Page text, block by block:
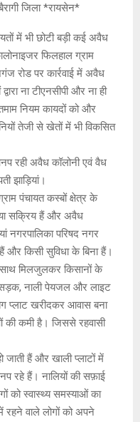
जिला *रायसेन*
में भी छोटी बड़ी कई अवैध
फिलहाल ग्राम
रोड पर कार्रवाई में अवैध
ना टीएनसीपी और ना ही
नियम कायदों को और
तेजी से खेतों में भी विकसित
रही अवैध कॉलोनी एवं वैध
झाड़ियां।
पंचायत कस्बों क्षेत्र के
सक्रिय हैं और अवैध
नगरपालिका परिषद नगर
और किसी सुविधा के बिना हैं।
साथ मिलजुलकर किसानों के
सड़क, नाली पेयजल और लाइट
प्लाट खरीदकर आवास बना
की कमी है। जिससे रहवासी
हैं और खाली प्लाटों में
रहे हैं। नालियों की सफ़ाई
को स्वास्थ्य समस्याओं का
रहने वाले लोगों को अपने